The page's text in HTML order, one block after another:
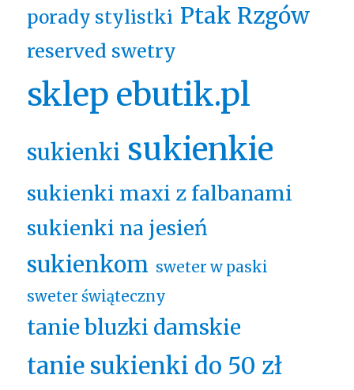
porady stylistki Ptak Rzgów
reserved swetry
sklep ebutik.pl
sukienki sukienkie
sukienki maxi z falbanami
sukienki na jesień
sukienkom sweter w paski
sweter świąteczny
tanie bluzki damskie
tanie sukienki do 50 zł